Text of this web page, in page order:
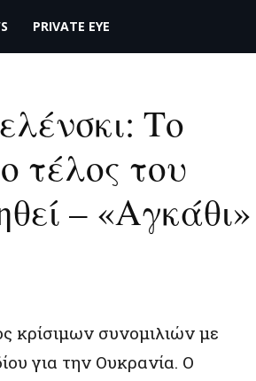
PRIVATE EYE
Το
τέλος του
– «Aγκάθι»
κρίσιμων συνομιλιών με
για την Ουκρανία. Ο